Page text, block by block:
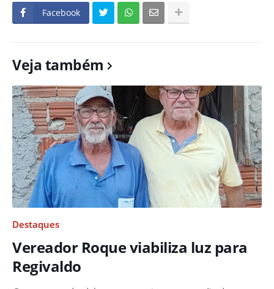
Facebook
Veja também
Destaques
Vereador Roque viabiliza luz para
Regivaldo